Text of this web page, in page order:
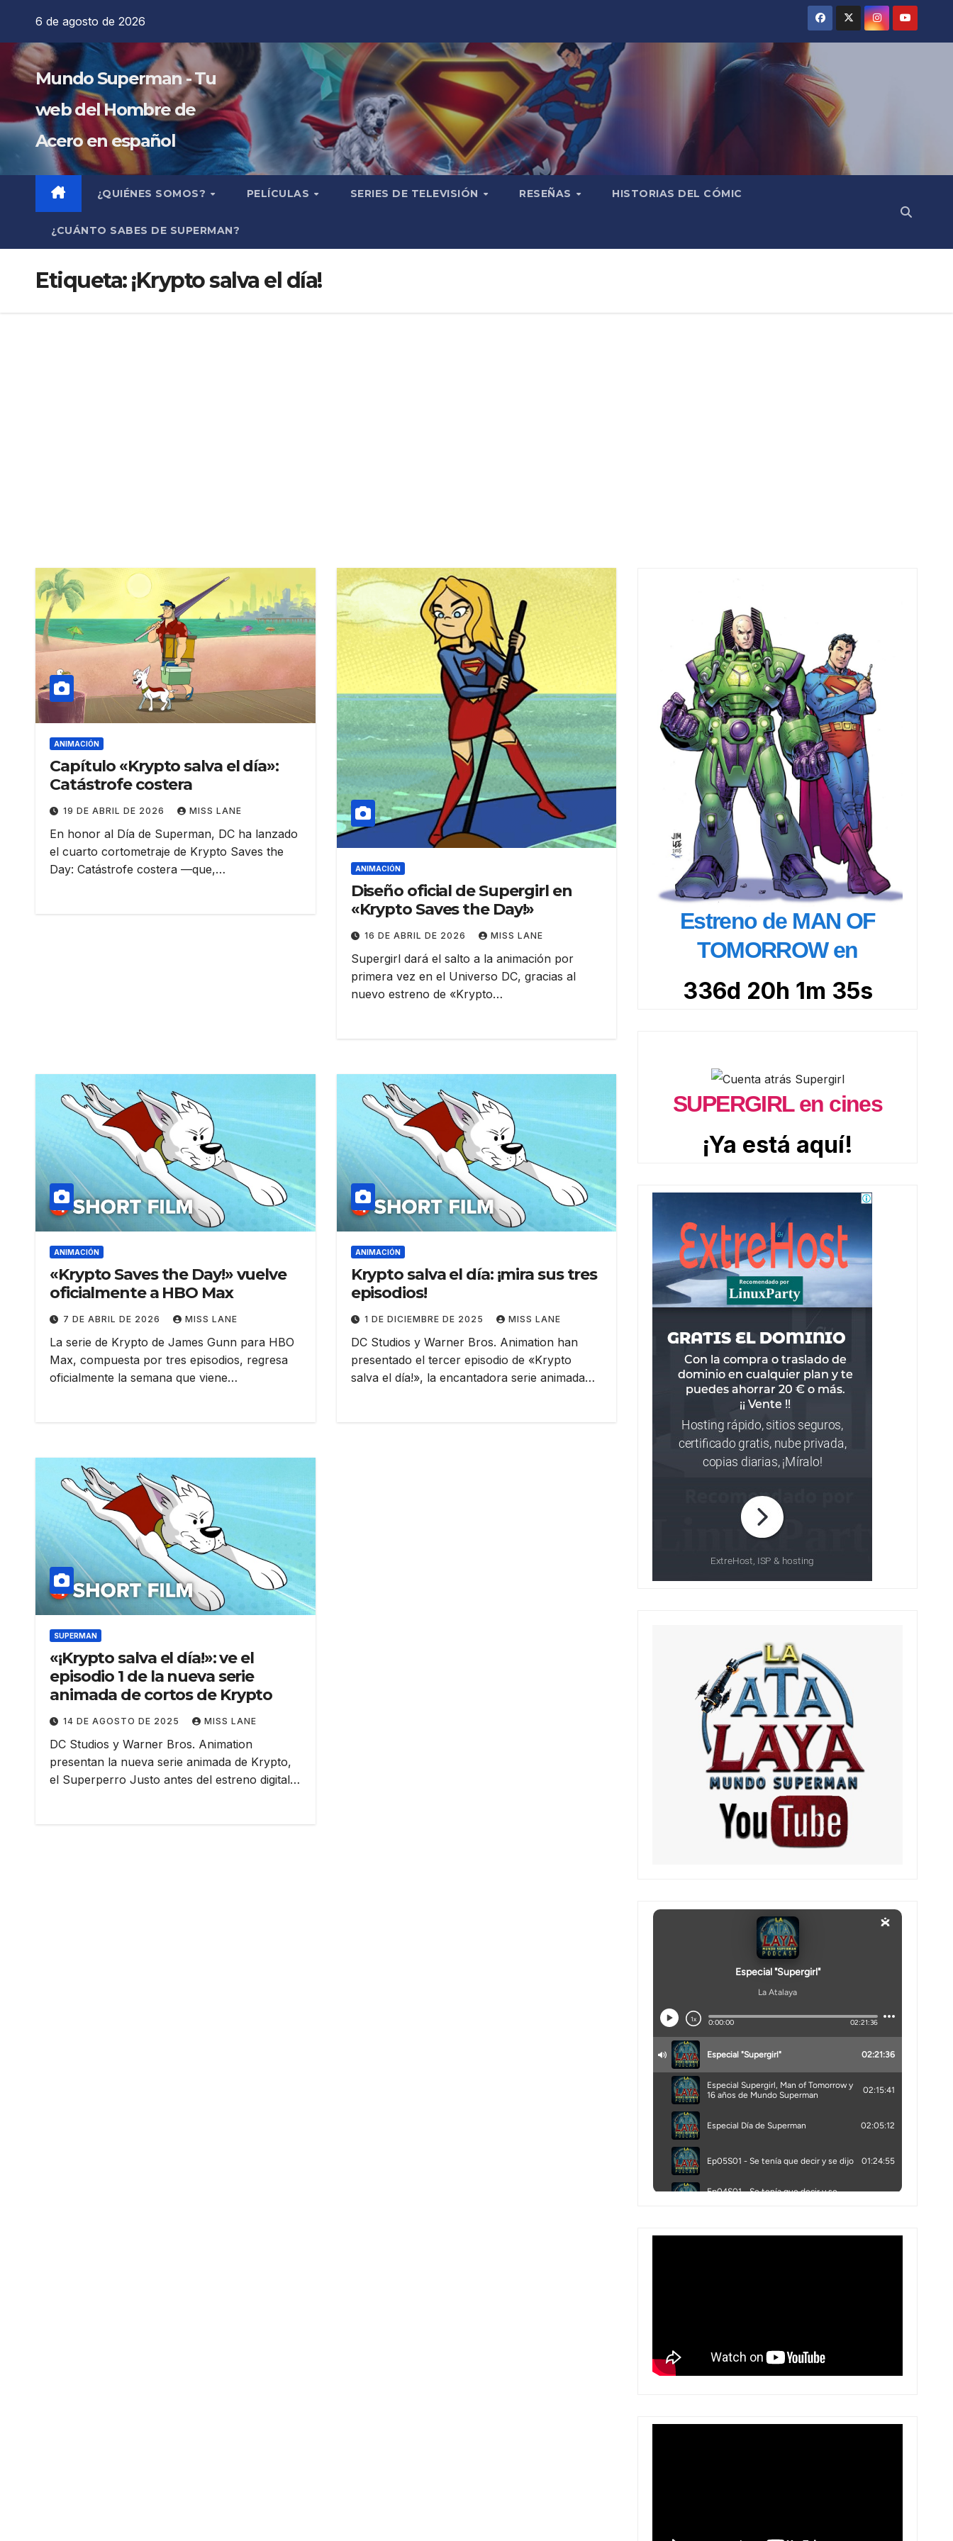
contenido
6 de agosto de 2026
Mundo Superman - Tu
web del Hombre de
Acero en español
¿QUIÉNES SOMOS? PELÍCULAS SERIES DE TELEVISIÓN RESEÑAS HISTORIAS DEL CÓMIC
¿CUÁNTO SABES DE SUPERMAN?
Etiqueta:¡Krypto salva el día!
ANIMACIÓN
Capítulo «Krypto salva el día»:
Catástrofe costera
19 DE ABRIL DE 2026 MISS LANE
En honor al Día de Superman, DC ha lanzado
el cuarto cortometraje de Krypto Saves the
Day: Catástrofe costera —que,…
ANIMACIÓN
Diseño oficial de Supergirl en
«Krypto Saves the Day!»
16 DE ABRIL DE 2026 MISS LANE
Supergirl dará el salto a la animación por
primera vez en el Universo DC, gracias al
nuevo estreno de «Krypto…
ANIMACIÓN
«Krypto Saves the Day!» vuelve
oficialmente a HBO Max
7 DE ABRIL DE 2026 MISS LANE
La serie de Krypto de James Gunn para HBO
Max, compuesta por tres episodios, regresa
oficialmente la semana que viene…
ANIMACIÓN
Krypto salva el día: ¡mira sus tres
episodios!
1 DE DICIEMBRE DE 2025 MISS LANE
DC Studios y Warner Bros. Animation han
presentado el tercer episodio de «Krypto
salva el día!», la encantadora serie animada…
SUPERMAN
«¡Krypto salva el día!»: ve el
episodio 1 de la nueva serie
animada de cortos de Krypto
14 DE AGOSTO DE 2025 MISS LANE
DC Studios y Warner Bros. Animation
presentan la nueva serie animada de Krypto,
el Superperro Justo antes del estreno digital…
Estreno de MAN OF
TOMORROW en
336d 20h 1m 34s
SUPERGIRL en cines
¡Ya está aquí!